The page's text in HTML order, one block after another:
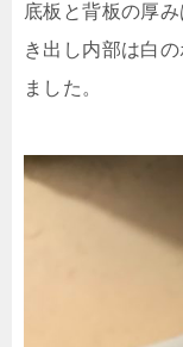
底板と背板の厚
き出し内部は白
ました。